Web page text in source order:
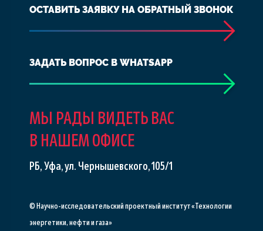
ОСТАВИТЬ ЗАЯВКУ НА ОБРАТНЫЙ ЗВОНОК
ЗАДАТЬ ВОПРОС В WHATSAPP
МЫ РАДЫ ВИДЕТЬ ВАС
В НАШЕМ ОФИСЕ
РБ, Уфа, ул. Чернышевского, 105/1
© Научно-исследовательский проектный институт «Технологии
энергетики, нефти и газа»